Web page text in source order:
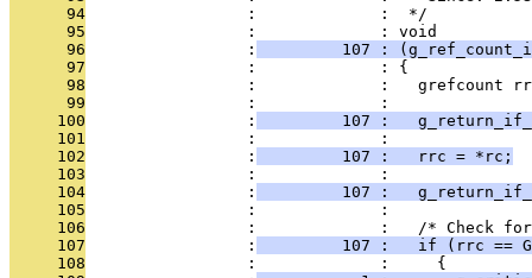
      94
                 :             :  */
      95
                 :             : void
      96
                 :
107 :
      97
                 :             : {
      98
:             :   grefcount
      99
                 :             :
     100
                 :
107 :
     101
                 :             :
     102
                 :
         107 :   rrc = *rc;
     103
                 :             :
     104
                 :
107 :
     105
                 :             :
     106
:             :   /* Check
     107
                 :
107 :   if (rrc ==
     108
                 :             :     {